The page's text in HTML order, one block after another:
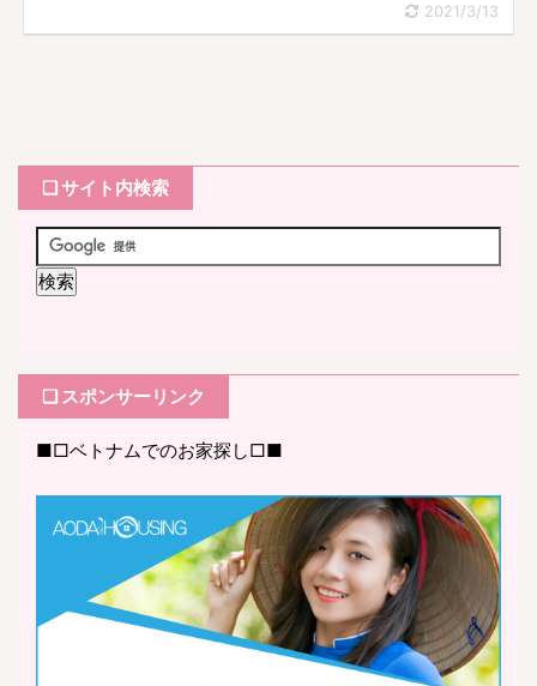
2021/3/13
❏ サイト内検索
❏ スポンサーリンク
■□ベトナムでのお家探し□■